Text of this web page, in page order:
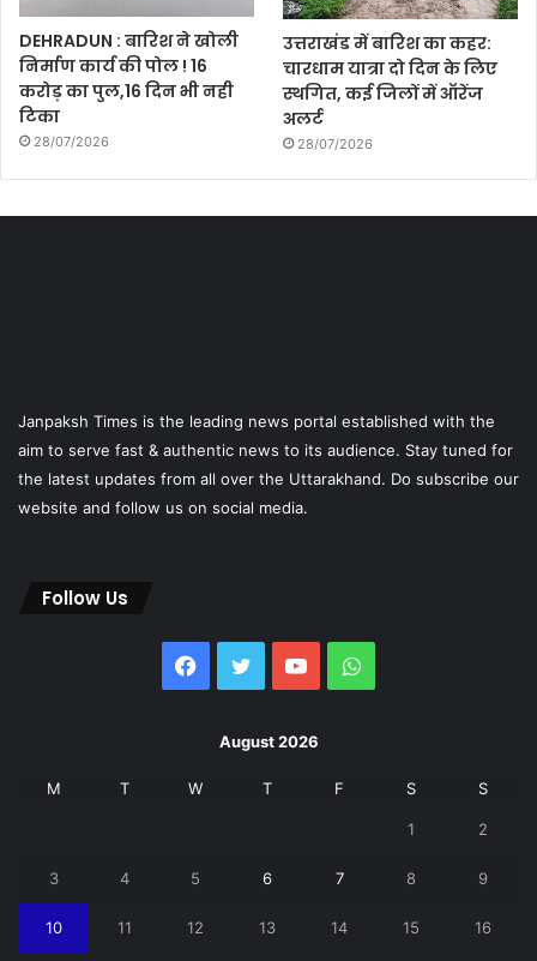
DEHRADUN : बारिश ने खोली
निर्माण कार्य की पोल ! 16
करोड़ का पुल,16 दिन भी नही
टिका
28/07/2026
उत्तराखंड में बारिश का कहर:
चारधाम यात्रा दो दिन के लिए
स्थगित, कई जिलों में ऑरेंज
अलर्ट
28/07/2026
Janpaksh Times is the leading news portal established with the
aim to serve fast & authentic news to its audience. Stay tuned for
the latest updates from all over the Uttarakhand. Do subscribe our
website and follow us on social media.
Follow Us
Facebook
Twitter YouTubeWhatsApp
August 2026
M T W T F S S
1 2
3 4 5 6 7 8 9
10 11 12 13 14 15 16